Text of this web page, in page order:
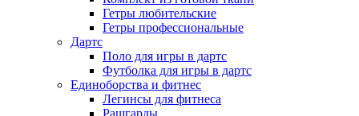
Гетры любительские
Гетры профессиональные
Дартс
Поло для игры в дартс
Футболка для игры в дартс
Единоборства и фитнес
Легинсы для фитнеса
Рашгарды